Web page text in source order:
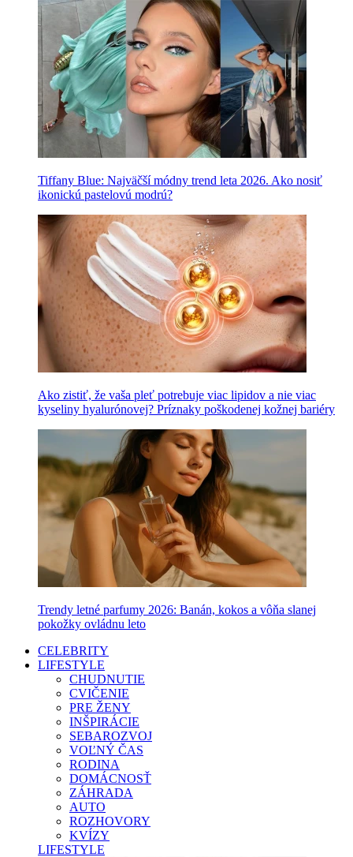
Tiffany Blue: Najväčší módny trend leta 2026. Ako nosiť
ikonickú pastelovú modrú?
Ako zistiť, že vaša pleť potrebuje viac lipidov a nie viac
kyseliny hyalurónovej? Príznaky poškodenej kožnej bariéry
Trendy letné parfumy 2026: Banán, kokos a vôňa slanej
pokožky ovládnu leto
CELEBRITY
LIFESTYLE
CHUDNUTIE
CVIČENIE
PRE ŽENY
INŠPIRÁCIE
SEBAROZVOJ
VOĽNÝ ČAS
RODINA
DOMÁCNOSŤ
ZÁHRADA
AUTO
ROZHOVORY
KVÍZY
LIFESTYLE